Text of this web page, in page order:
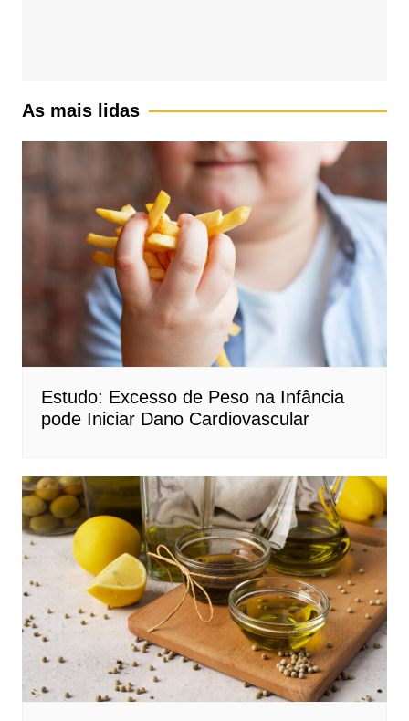
As mais lidas
Estudo: Excesso de Peso na Infância
pode Iniciar Dano Cardiovascular